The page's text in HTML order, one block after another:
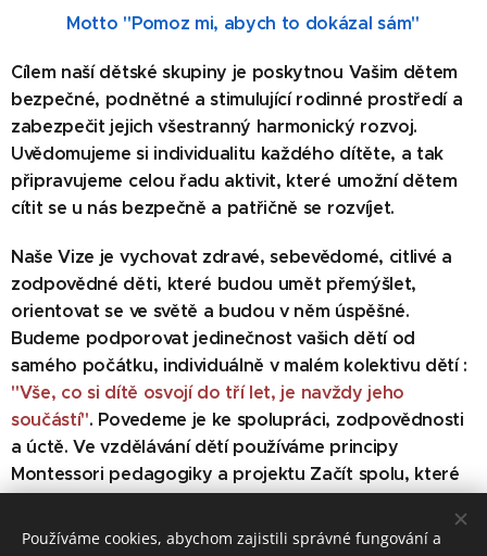
Motto "Pomoz mi, abych to dokázal sám"
Cílem naší dětské skupiny je poskytnou Vašim dětem
bezpečné, podnětné a stimulující rodinné prostředí a
zabezpečit jejich všestranný harmonický rozvoj.
Uvědomujeme si individualitu každého dítěte, a tak
připravujeme celou řadu aktivit, které umožní dětem
cítit se u nás bezpečně a patřičně se rozvíjet.
Naše Vize je vychovat zdravé, sebevědomé, citlivé a
zodpovědné děti, které budou umět přemýšlet,
orientovat se ve světě a budou v něm úspěšné.
Budeme podporovat jedinečnost vašich dětí od
samého počátku, individuálně v malém kolektivu dětí :
"Vše, co si dítě osvojí do tří let, je navždy jeho
součástí". Povedeme je ke spolupráci, zodpovědnosti
a úctě. Ve vzdělávání dětí používáme principy
Montessori pedagogiky a projektu Začít spolu, které
Používáme cookies, abychom zajistili správné fungování a